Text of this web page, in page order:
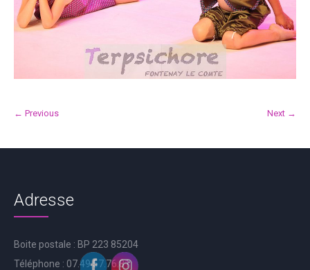
← Previous Next →
Adresse
Boite postale : BP 223 85204
Téléphone : 07.49.57.76.81